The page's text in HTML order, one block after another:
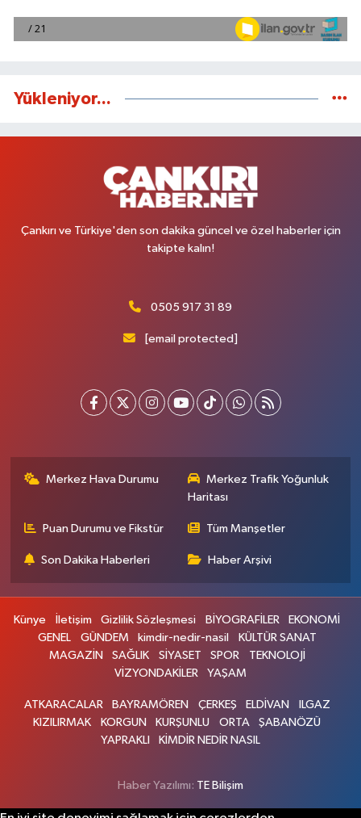
Yükleniyor...
Çankırı ve Türkiye'den son dakika güncel ve özel haberler için
takipte kalın!
0505 917 31 89
[email protected]
Merkez Hava Durumu
Merkez Trafik Yoğunluk
Haritası
Puan Durumu ve Fikstür Tüm Manşetler
Son Dakika Haberleri Haber Arşivi
Künye İletişim Gizlilik Sözleşmesi BİYOGRAFİLER
EKONOMİ
GENEL
GÜNDEM kimdir-nedir-nasil
KÜLTÜR SANAT
MAGAZİN
SAĞLIK SİYASET SPOR
TEKNOLOJİ
VİZYONDAKİLER
YAŞAM
ATKARACALAR BAYRAMÖREN ÇERKEŞ ELDİVAN
ILGAZ
KIZILIRMAK
KORGUN KURŞUNLU ORTA
ŞABANÖZÜ
YAPRAKLI
KİMDİR NEDİR NASIL
Haber Yazılımı: TE Bilişim